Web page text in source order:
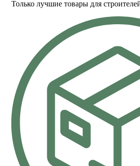
Только лучшие товары для